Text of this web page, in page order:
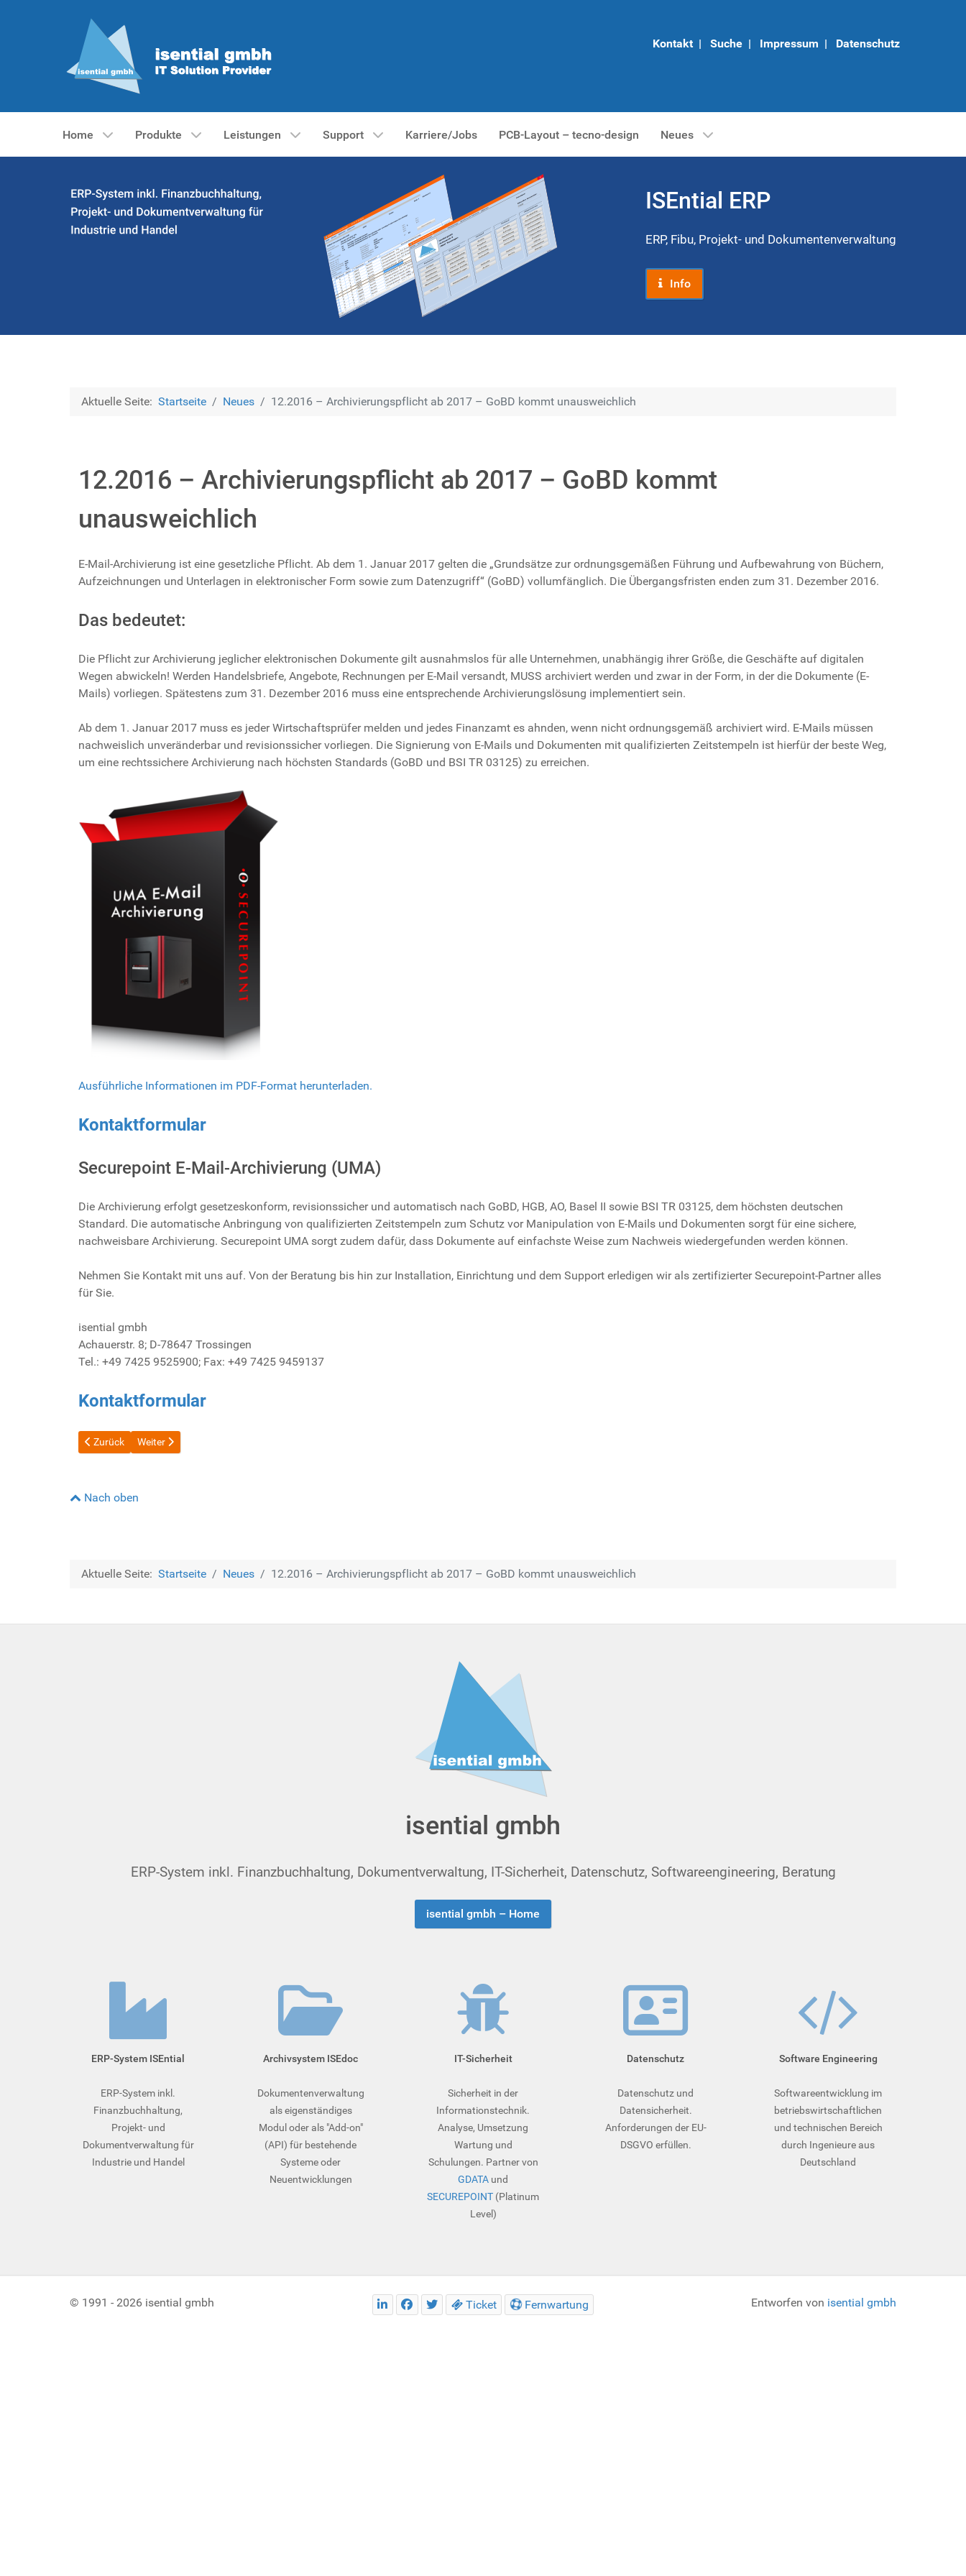
Kontakt | Suche | Impressum | Datenschutz
Home Produkte Leistungen Support Karriere/Jobs PCB-Layout – tecno-design Neues
ISEntial ERP
ERP, Fibu, Projekt- und Dokumentenverwaltung
Info
Aktuelle Seite: Startseite Neues 12.2016 – Archivierungspflicht ab 2017 – GoBD kommt unausweichlich
12.2016 – Archivierungspflicht ab 2017 – GoBD kommt
unausweichlich
E-Mail-Archivierung ist eine gesetzliche Pflicht. Ab dem 1. Januar 2017 gelten die „Grundsätze zur ordnungsgemäßen Führung und Aufbewahrung von Büchern,
Aufzeichnungen und Unterlagen in elektronischer Form sowie zum Datenzugriff“ (GoBD) vollumfänglich. Die Übergangsfristen enden zum 31. Dezember 2016.
Das bedeutet:
Die Pflicht zur Archivierung jeglicher elektronischen Dokumente gilt ausnahmslos für alle Unternehmen, unabhängig ihrer Größe, die Geschäfte auf digitalen
Wegen abwickeln! Werden Handelsbriefe, Angebote, Rechnungen per E-Mail versandt, MUSS archiviert werden und zwar in der Form, in der die Dokumente (E-
Mails) vorliegen. Spätestens zum 31. Dezember 2016 muss eine entsprechende Archivierungslösung implementiert sein.
Ab dem 1. Januar 2017 muss es jeder Wirtschaftsprüfer melden und jedes Finanzamt es ahnden, wenn nicht ordnungsgemäß archiviert wird. E-Mails müssen
nachweislich unveränderbar und revisionssicher vorliegen. Die Signierung von E-Mails und Dokumenten mit qualifizierten Zeitstempeln ist hierfür der beste Weg,
um eine rechtssichere Archivierung nach höchsten Standards (GoBD und BSI TR 03125) zu erreichen.
Ausführliche Informationen im PDF-Format herunterladen.
Kontaktformular
Securepoint E-Mail-Archivierung (UMA)
Die Archivierung erfolgt gesetzeskonform, revisionssicher und automatisch nach GoBD, HGB, AO, Basel II sowie BSI TR 03125, dem höchsten deutschen
Standard. Die automatische Anbringung von qualifizierten Zeitstempeln zum Schutz vor Manipulation von E-Mails und Dokumenten sorgt für eine sichere,
nachweisbare Archivierung. Securepoint UMA sorgt zudem dafür, dass Dokumente auf einfachste Weise zum Nachweis wiedergefunden werden können.
Nehmen Sie Kontakt mit uns auf. Von der Beratung bis hin zur Installation, Einrichtung und dem Support erledigen wir als zertifizierter Securepoint-Partner alles
für Sie.
isential gmbh
Achauerstr. 8; D-78647 Trossingen
Tel.: +49 7425 9525900; Fax: +49 7425 9459137
Kontaktformular
Vorheriger Beitrag: 04.2017 – Unternehmen gehackt – Wer haftet dafür?
Zurück Nächster Beitrag: 08.2016 – isential gmbh ist »Securepoint Certified Partner Gold Level«
Weiter
Nach oben
Aktuelle Seite: Startseite Neues 12.2016 – Archivierungspflicht ab 2017 – GoBD kommt unausweichlich
isential gmbh
ERP-System inkl. Finanzbuchhaltung, Dokumentverwaltung, IT-Sicherheit, Datenschutz, Soft­ware­en­gi­nee­ring, Beratung
isential gmbh – Home
ERP-System ISEntial
ERP-System inkl.
Finanzbuchhaltung,
Projekt- und
Dokumentverwaltung für
Industrie und Handel
Archivsystem ISEdoc
Dokumentenverwaltung
als eigenständiges
Modul oder als "Add-on"
(API) für bestehende
Systeme oder
Neuentwicklungen
IT-Sicherheit
Sicherheit in der
Informationstechnik.
Analyse, Umsetzung
Wartung und
Schulungen. Partner von
GDATA und
SECUREPOINT (Platinum
Level)
Datenschutz
Datenschutz und
Datensicherheit.
Anforderungen der EU-
DSGVO erfüllen.
Soft­ware­ Engineering
Softwareentwicklung im
betriebswirtschaftlichen
und technischen Bereich
durch Ingenieure aus
Deutschland
© 1991 - 2026 isential gmbh Ticket Fernwartung Entworfen von isential gmbh